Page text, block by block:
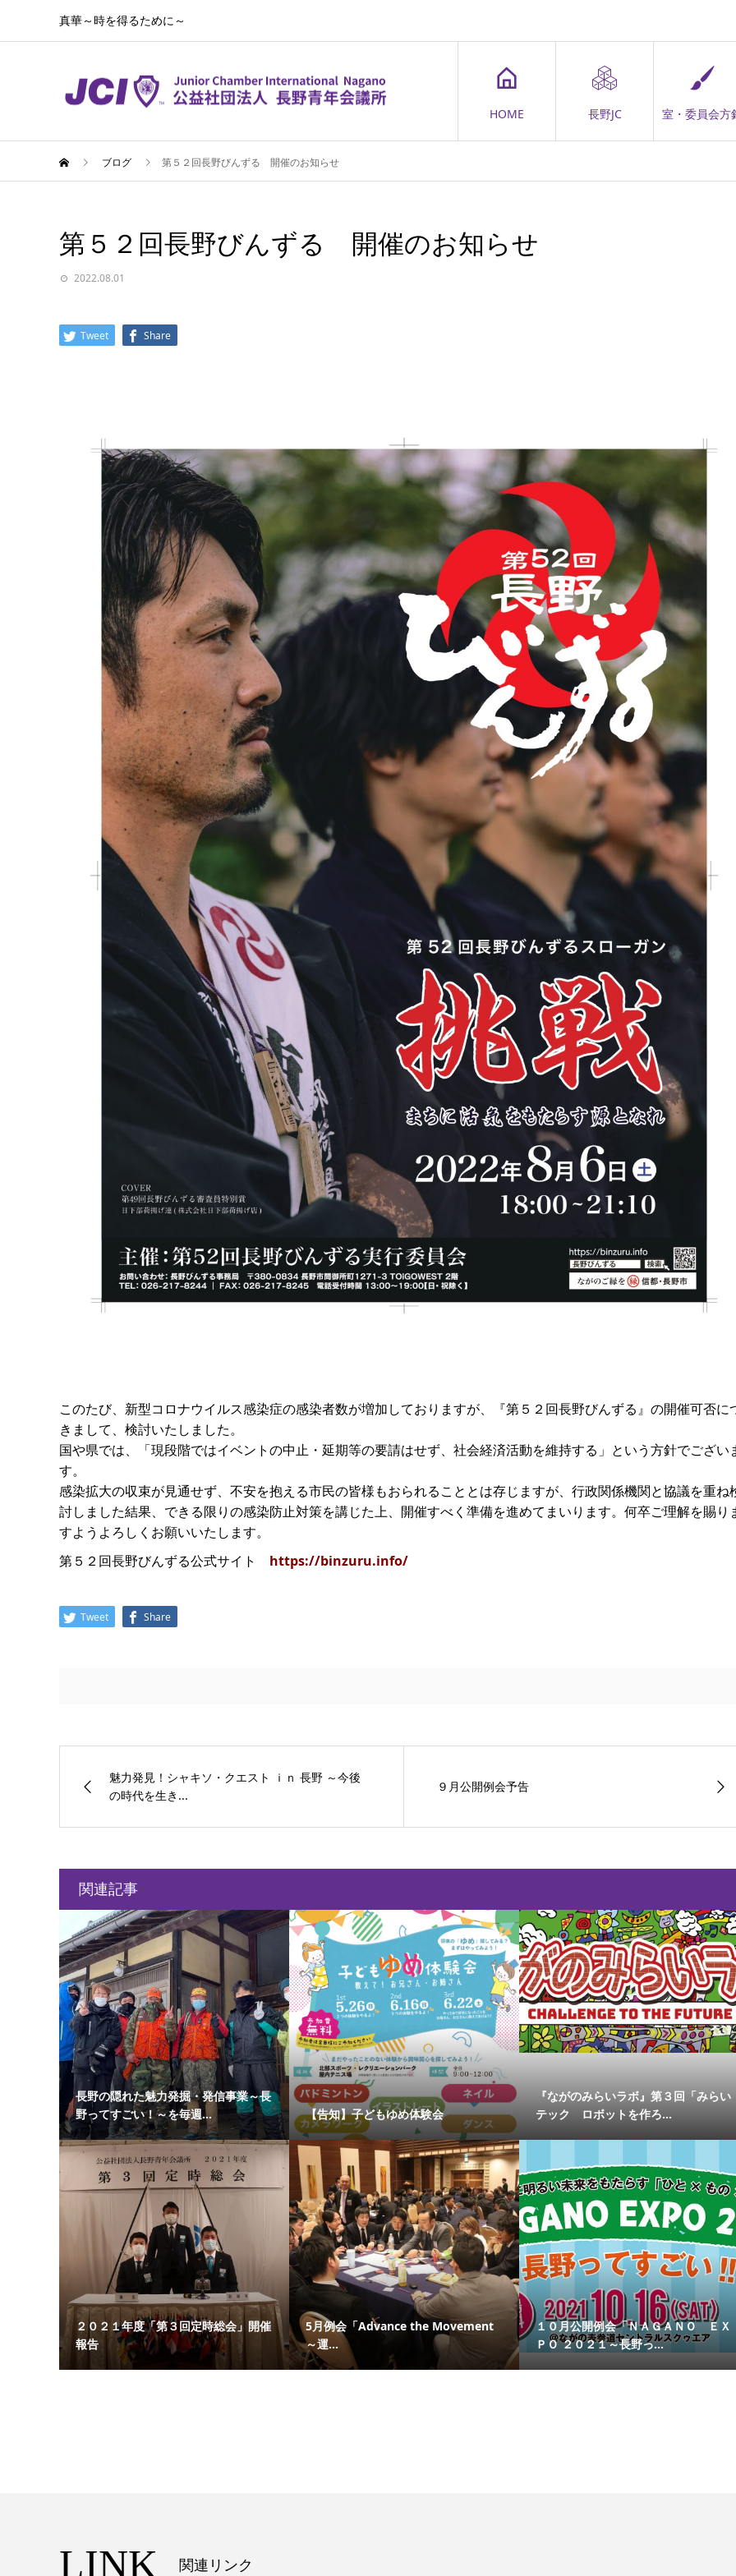
真華～時を得るために～
HOME 長野JC 室・委員会方
ブログ 第５２回長野びんずる 開催のお知らせ
第５２回長野びんずる 開催のお知らせ
2022.08.01
Tweet Share
このたび、新型コロナウイルス感染症の感染者数が増加しておりますが、『第５２回長野びんずる』の開催可否に
きまして、検討いたしました。
国や県では、「現段階ではイベントの中止・延期等の要請はせず、社会経済活動を維持する」という方針でござい
す。
感染拡大の収束が見通せず、不安を抱える市民の皆様もおられることとは存じますが、行政関係機関と協議を重ね
討しました結果、できる限りの感染防止対策を講じた上、開催すべく準備を進めてまいります。何卒ご理解を賜り
すようよろしくお願いいたします。
第５２回長野びんずる公式サイト https://binzuru.info/
Tweet Share
魅力発見！シャキソ・クエスト ｉｎ 長野 ～今後
の時代を生き...
９月公開例会予告
関連記事
長野の隠れた魅力発掘・発信事業～長
野ってすごい！～を毎週...
【告知】子どもゆめ体験会
『ながのみらいラボ』第３回「みらい
テック ロボットを作ろ...
２０２１年度「第３回定時総会」開催
報告
5月例会「Advance the Movement
～運...
１０月公開例会「ＮＡＧＡＮＯ ＥＸ
ＰＯ ２０２１～長野っ...
LINK 関連リンク